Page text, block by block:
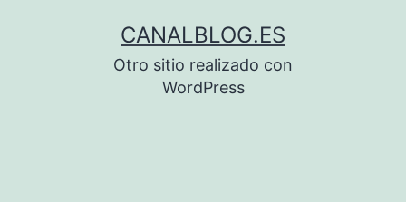
CANALBLOG.ES
Otro sitio realizado con
WordPress